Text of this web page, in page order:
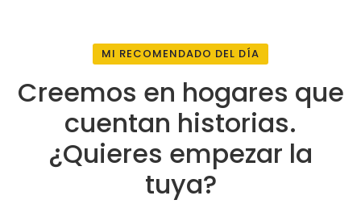
MI RECOMENDADO DEL DÍA
Creemos en hogares que
cuentan historias.
¿Quieres empezar la
tuya?